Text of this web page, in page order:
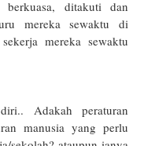
ditakuti dan
mereka sewaktu di
mereka sewaktu
Adakah peraturan
manusia yang perlu